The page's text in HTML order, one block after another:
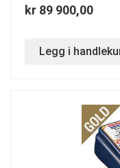
kr 89 900,00
Legg i